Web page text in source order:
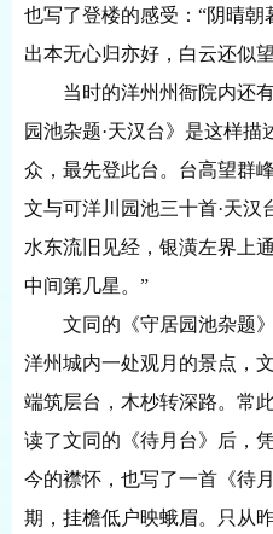
也写了登楼的感受：“阴晴朝
出本无心归亦好，白云还似
当时的洋州州衙院内还
园池杂题·天汉台》是这样描
众，最先登此台。台高望群
文与可洋川园池三十首·天汉
水东流旧见经，银潢左界上
中间第几星。”
文同的《守居园池杂题
洋州城内一处观月的景点，
端筑层台，木杪转深路。常
读了文同的《待月台》后，
今的襟怀，也写了一首《待
期，挂檐低户映蛾眉。只从